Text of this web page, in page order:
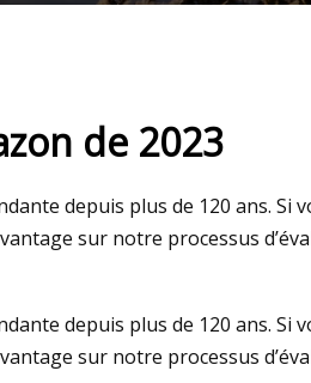
aspirateurs,
des meilleures
de 2023
depuis plus de 120 ans. Si
sur notre processus
depuis plus de 120 ans. Si
sur notre processus